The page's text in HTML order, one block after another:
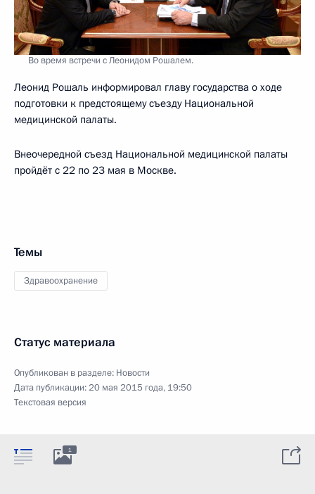
Во время встречи с Леонидом Рошалем.
Леонид Рошаль информировал главу государства о ходе
подготовки к предстоящему съезду Национальной
медицинской палаты.
Внеочередной съезд Национальной медицинской палаты
пройдёт с 22 по 23 мая в Москве.
Темы
Здравоохранение
Статус материала
Опубликован в разделе: Новости
Дата публикации:20 мая 2015 года, 19:50
Текстовая версия
1